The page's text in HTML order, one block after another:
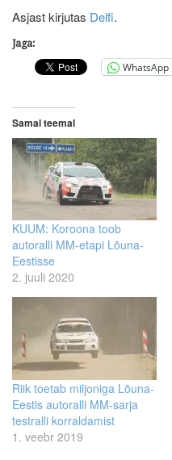
Asjast kirjutas Delfi.
Jaga:
WhatsApp
Samal teemal
KUUM: Koroona toob
autoralli MM-etapi Lõuna-
Eestisse
2. juuli 2020
Riik toetab miljoniga Lõuna-
Eestis autoralli MM-sarja
testralli korraldamist
1. veebr 2019